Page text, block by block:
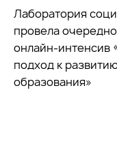
Лаборатория
провела
онлайн-интенсив
подход к
образования»